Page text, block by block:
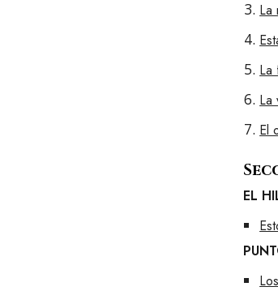
La
La
La
El
EL